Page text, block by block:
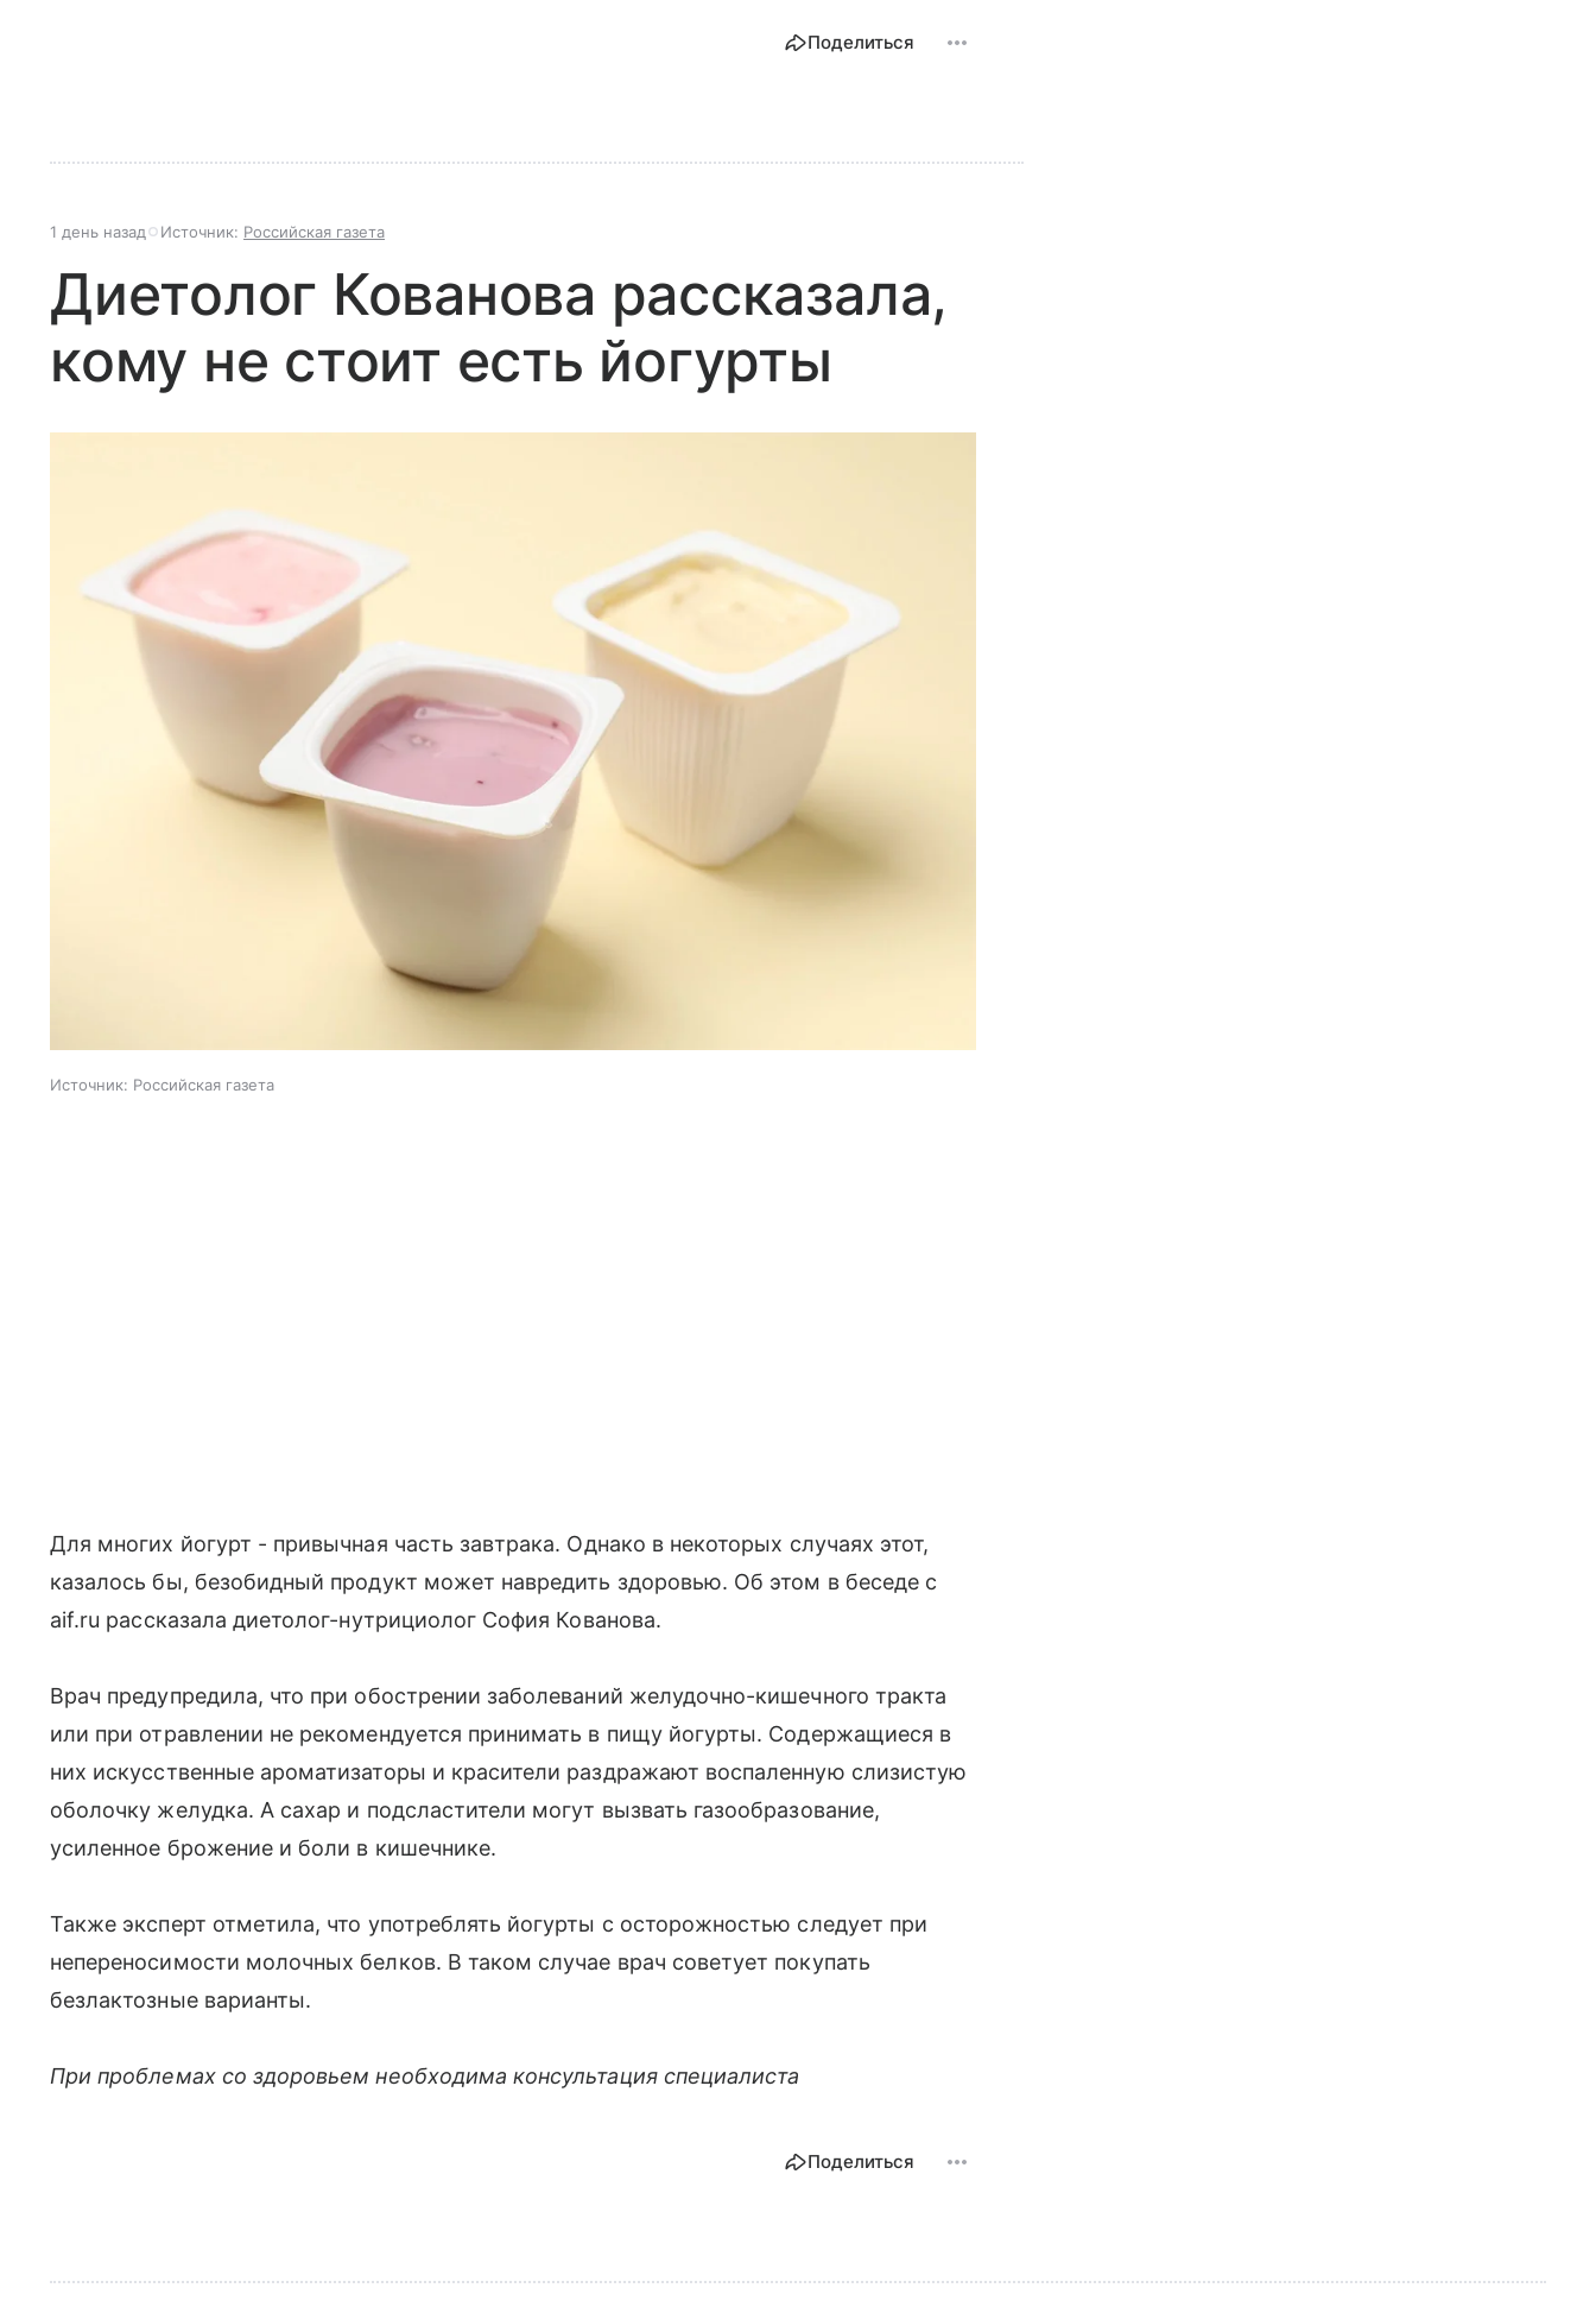
Поделиться
1 день назад Источник: Российская газета
Диетолог Кованова рассказала,
кому не стоит есть йогурты
Источник: Российская газета
Для многих йогурт - привычная часть завтрака. Однако в некоторых случаях этот,
казалось бы, безобидный продукт может навредить здоровью. Об этом в беседе с
aif.ru рассказала диетолог-нутрициолог София Кованова.
Врач предупредила, что при обострении заболеваний желудочно-кишечного тракта
или при отравлении не рекомендуется принимать в пищу йогурты. Содержащиеся в
них искусственные ароматизаторы и красители раздражают воспаленную слизистую
оболочку желудка. А сахар и подсластители могут вызвать газообразование,
усиленное брожение и боли в кишечнике.
Также эксперт отметила, что употреблять йогурты с осторожностью следует при
непереносимости молочных белков. В таком случае врач советует покупать
безлактозные варианты.
При проблемах со здоровьем необходима консультация специалиста
Поделиться